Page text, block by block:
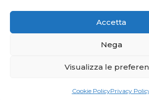
Accetta
Nega
Visualizza le
Cookie PolicyPrivacy
Registro nazionale degli aiuti di Stato di cui
in modo da adempiere all’obbligo
concorrenza – art. 1, commi 125 – 129),
dal Decreto Legge 34/